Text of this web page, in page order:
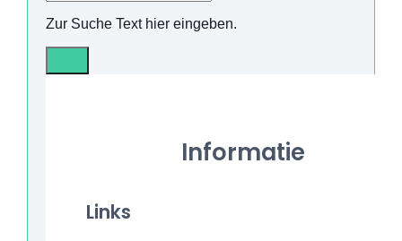
Zur Suche Text hier eingeben.
Informatie
Links